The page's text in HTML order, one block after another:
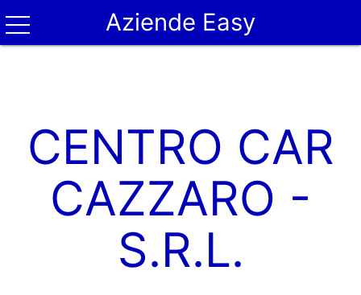
Aziende Easy
CENTRO CAR
CAZZARO -
S.R.L.